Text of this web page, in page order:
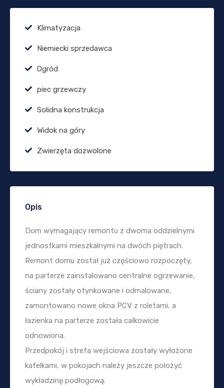
Klimatyzacja
Niemiecki sprzedawca
Ogród
piec grzewczy
Solidna konstrukcja
Widok na góry
Zwierzęta dozwolone
Opis
Dom wymagający remontu z dwoma oddzielnymi
jednostkami mieszkalnymi na dwóch piętrach.
Remont domu został już częściowo rozpoczęty,
na parterze zainstalowano centralne ogrzewanie,
ściany zostały otynkowane i odmalowane,
zamontowano nowe okna PCV z roletami, a
łazienka na parterze została całkowicie
odnowiona.
Przedpokój i strefa wejściowa zostały wyłożone
kafelkami, w pokojach należy jeszcze położyć
wykładzinę podłogową.